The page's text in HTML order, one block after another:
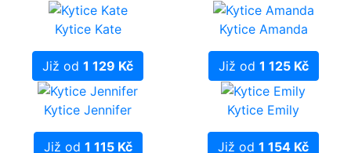
Kytice Kate
Již od 1 129 Kč
Kytice Amanda
Již od 1 125 Kč
Kytice Jennifer
Již od 1 115 Kč
Kytice Emily
Již od 1 154 Kč